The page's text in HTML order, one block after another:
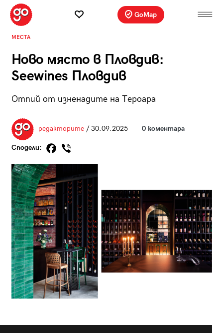
GoMap
МЕСТА
Ново място в Пловдив:
Seewines Пловдив
Отпий от изненадите на Тероара
редакторите/ 30.09.2025 0 коментара
Сподели: